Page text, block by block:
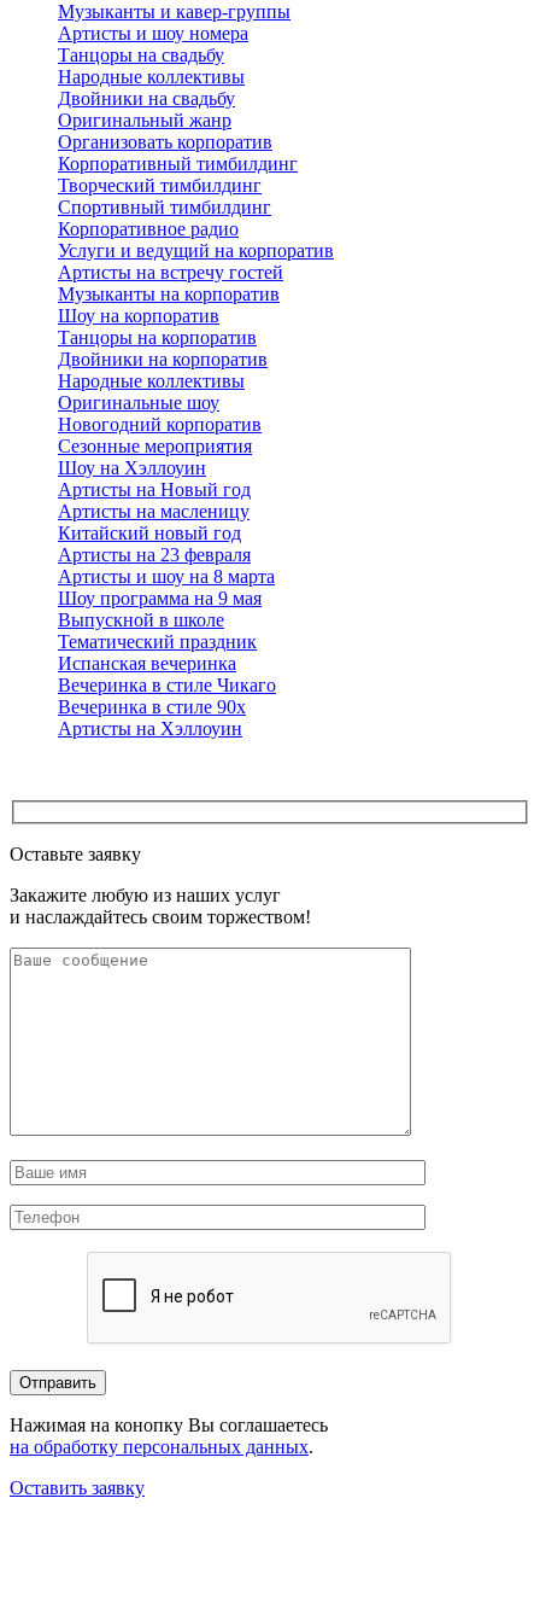
Музыканты и кавер-группы
Артисты и шоу номера
Танцоры на свадьбу
Народные коллективы
Двойники на свадьбу
Оригинальный жанр
Организовать корпоратив
Корпоративный тимбилдинг
Творческий тимбилдинг
Спортивный тимбилдинг
Корпоративное радио
Услуги и ведущий на корпоратив
Артисты на встречу гостей
Музыканты на корпоратив
Шоу на корпоратив
Танцоры на корпоратив
Двойники на корпоратив
Народные коллективы
Оригинальные шоу
Новогодний корпоратив
Сезонные мероприятия
Шоу на Хэллоуин
Артисты на Новый год
Артисты на масленицу
Китайский новый год
Артисты на 23 февраля
Артисты и шоу на 8 марта
Шоу программа на 9 мая
Выпускной в школе
Тематический праздник
Испанская вечеринка
Вечеринка в стиле Чикаго
Вечеринка в стиле 90х
Артисты на Хэллоуин
Оставьте заявку
Закажите любую из наших услуг
и наслаждайтесь своим торжеством!
Нажимая на конопку Вы соглашаетесь
на обработку персональных данных.
Оставить заявку